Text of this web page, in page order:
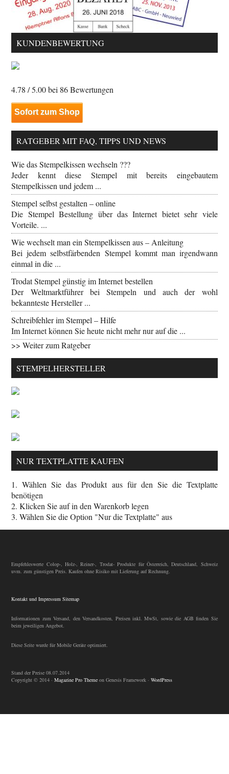
KUNDENBEWERTUNG
4.78 / 5.00 bei 86Bewertungen
Sofort zum Shop
RATGEBER MIT FAQ, TIPPS UND NEWS
Wie das Stempelkissen wechseln ???
Jeder kennt diese Stempel mit bereits eingebautem
Stempelkissen und jedem ...
Stempel selbst gestalten – online
Die Stempel Bestellung über das Internet bietet sehr viele
Vorteile. ...
Wie wechselt man ein Stempelkissen aus – Anleitung
Bei jedem selbstfärbenden Stempel kommt man irgendwann
einmal in die ...
Trodat Stempel günstig im Internet bestellen
Der Weltmarktführer bei Stempeln und auch der wohl
bekannteste Hersteller ...
Schreibfehler im Stempel – Hilfe
Im Internet können Sie heute nicht mehr nur auf die ...
>> Weiter zum Ratgeber
STEMPELHERSTELLER
NUR TEXTPLATTE KAUFEN
1. Wählen Sie das Produkt aus für den Sie die Textplatte
benötigen
2. Klicken Sie auf in den Warenkorb legen
3. Wählen Sie die Option "Nur die Textplatte" aus
Empfehleswerte Colop-, Holz-, Reiner-, Trodat- Produkte für Österreich, Deutschland, Schweiz
uvm. zum günstigen Preis. Kaufen ohne Risiko mit Lieferung auf Rechnung.
Kontakt und Impressum Sitemap
Informationen zum Versand, den Versandkosten, Preisen inkl. MwSt, sowie die AGB finden Sie
beim jeweiligen Angebot.
Diese Seite wurde für Mobile Geräte optimiert.
Stand der Preise 08.07.2014
Copyright © 2014 ·Magazine Pro Theme on Genesis Framework ·WordPress